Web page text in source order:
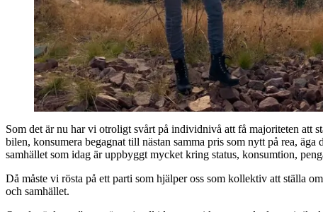
Som det är nu har vi otroligt svårt på individnivå att få majoriteten att
bilen, konsumera begagnat till nästan samma pris som nytt på rea,
samhället som idag är uppbyggt mycket kring status, konsumtion,
Då måste vi rösta på ett parti som hjälper oss som kollektiv att ställa
och samhället.